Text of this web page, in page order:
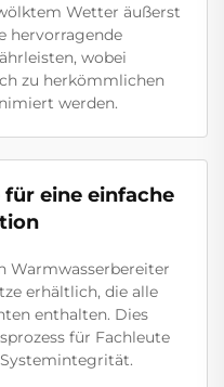
Wetter äußerst
hervorragende
wobei
zu herkömmlichen
werden.
eine einfache
Warmwasserbereiter
erhältlich, die alle
enthalten. Dies
für Fachleute